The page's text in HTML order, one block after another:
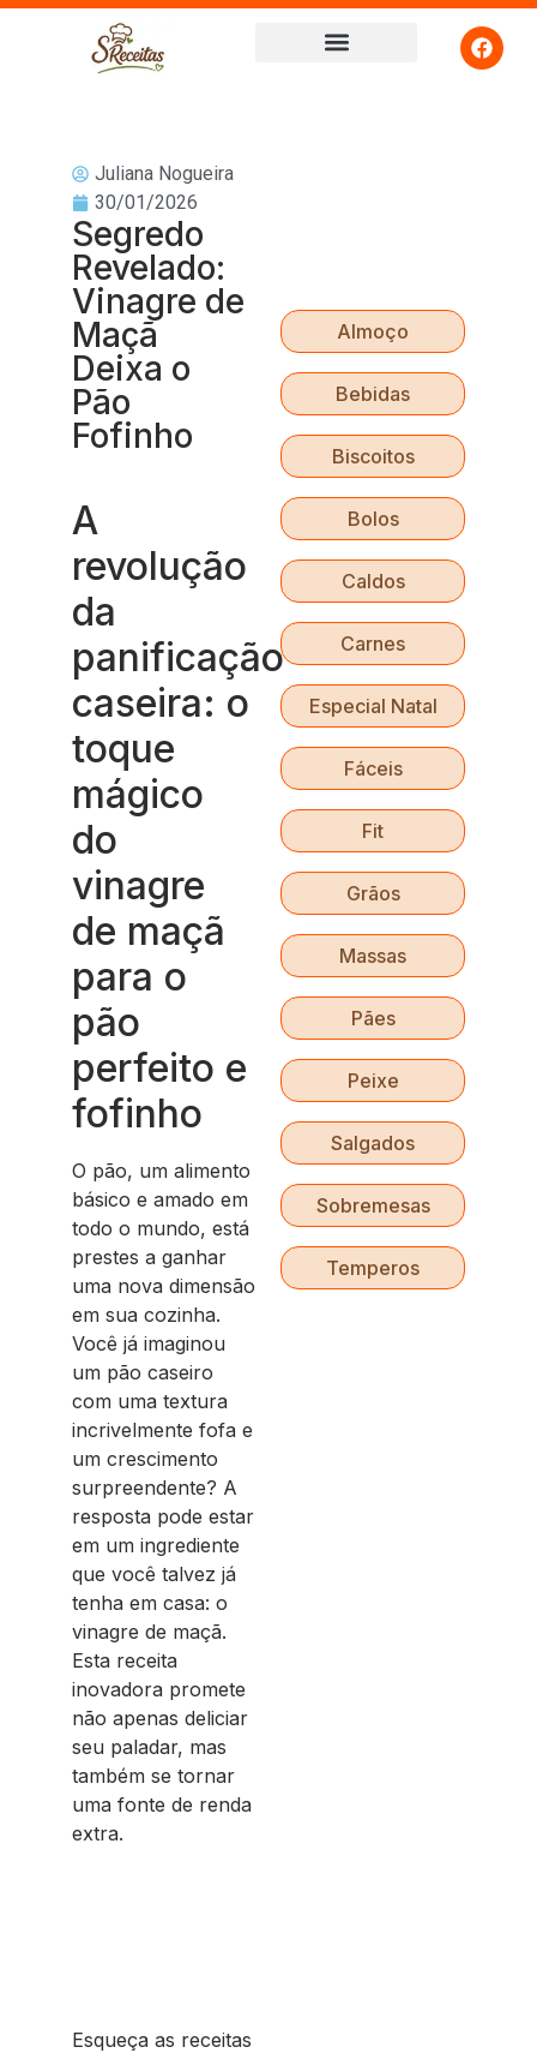
Juliana Nogueira
30/01/2026
Segredo
Revelado:
Vinagre de
Maçã
Deixa o
Pão
Fofinho
A
revolução
da
panificação
caseira: o
toque
mágico
do
vinagre
de maçã
para o
pão
perfeito e
fofinho
O pão, um alimento
básico e amado em
todo o mundo, está
prestes a ganhar
uma nova dimensão
em sua cozinha.
Você já imaginou
um pão caseiro
com uma textura
incrivelmente fofa e
um crescimento
surpreendente? A
resposta pode estar
em um ingrediente
que você talvez já
tenha em casa: o
vinagre de maçã.
Esta receita
inovadora promete
não apenas deliciar
seu paladar, mas
também se tornar
uma fonte de renda
extra.
Esqueça as receitas
Almoço
Bebidas
Biscoitos
Bolos
Caldos
Carnes
Especial Natal
Fáceis
Fit
Grãos
Massas
Pães
Peixe
Salgados
Sobremesas
Temperos